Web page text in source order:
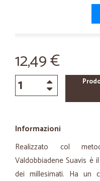
12,49 €
Informazioni
Realizzato col
Valdobbiadene Suavis è
dei millesimati. Ha un